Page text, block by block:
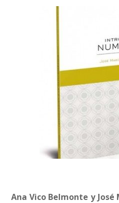
Ana Vico Belmonte y José